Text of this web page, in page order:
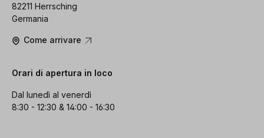
82211 Herrsching
Germania
Come arrivare
Orari di apertura in loco
Dal lunedì al venerdì
8:30 - 12:30 & 14:00 - 16:30